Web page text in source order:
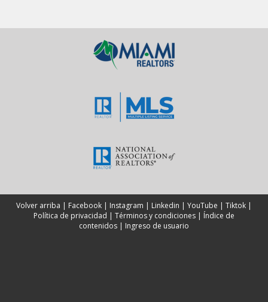
Volver arriba | Facebook | Instagram | Linkedin | YouTube | Tiktok |
Política de privacidad | Términos y condiciones | Índice de
contenidos | Ingreso de usuario